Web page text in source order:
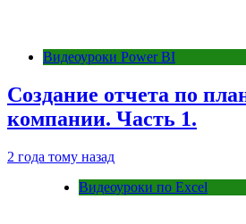
Видеоуроки Power BI
Создание отчета по
компании. Часть 1.
2 года тому назад
Видеоуроки по Excel